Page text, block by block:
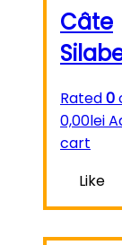
Câte
Rated0
0,00lei
cart
Like